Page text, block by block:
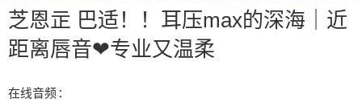
芝恩㱏 巴适！！耳压max的深海｜近
距离唇音❤专业又温柔
在线音频：
距离唇音❤专业又温柔